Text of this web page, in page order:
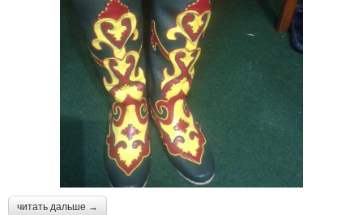
читать дальше →